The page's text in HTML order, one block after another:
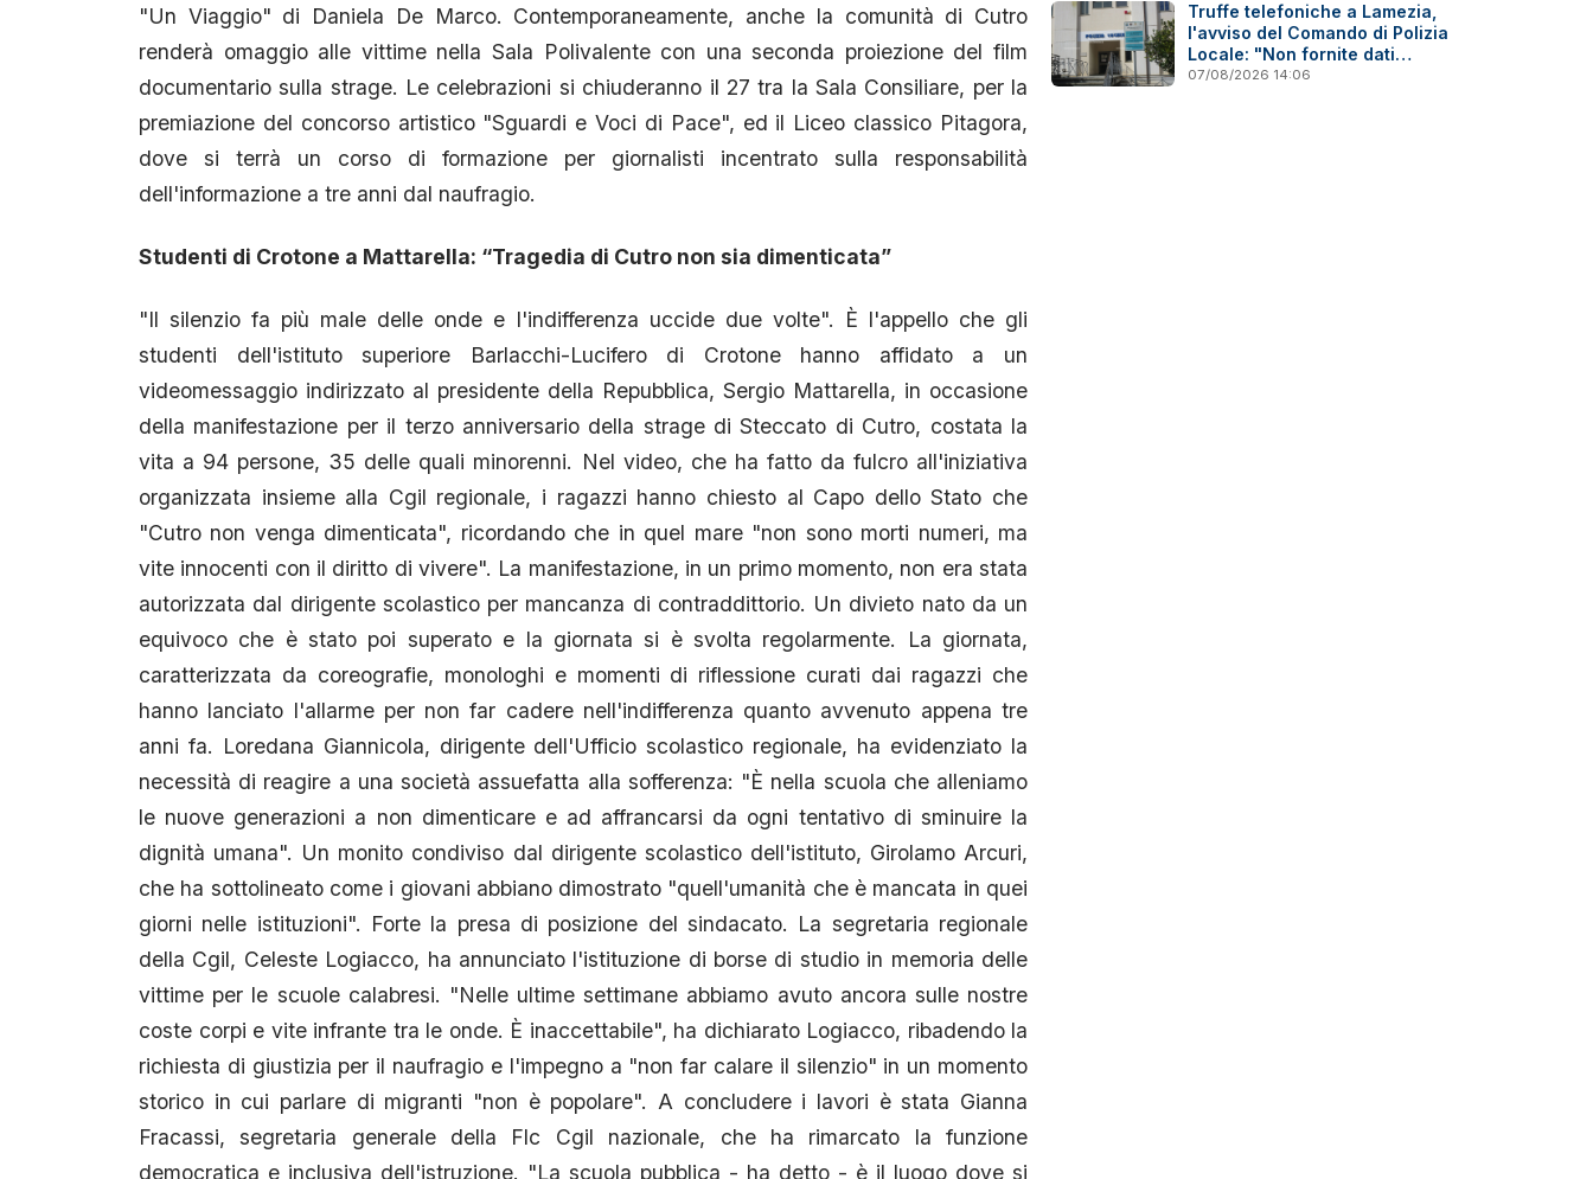
"Un Viaggio" di Daniela De Marco. Contemporaneamente, anche la comunità di Cutro
renderà omaggio alle vittime nella Sala Polivalente con una seconda proiezione del film
documentario sulla strage. Le celebrazioni si chiuderanno il 27 tra la Sala Consiliare, per la
premiazione del concorso artistico "Sguardi e Voci di Pace", ed il Liceo classico Pitagora,
dove si terrà un corso di formazione per giornalisti incentrato sulla responsabilità
dell'informazione a tre anni dal naufragio.
Studenti di Crotone a Mattarella: “Tragedia di Cutro non sia dimenticata”
"Il silenzio fa più male delle onde e l'indifferenza uccide due volte". È l'appello che gli
studenti dell'istituto superiore Barlacchi-Lucifero di Crotone hanno affidato a un
videomessaggio indirizzato al presidente della Repubblica, Sergio Mattarella, in occasione
della manifestazione per il terzo anniversario della strage di Steccato di Cutro, costata la
vita a 94 persone, 35 delle quali minorenni. Nel video, che ha fatto da fulcro all'iniziativa
organizzata insieme alla Cgil regionale, i ragazzi hanno chiesto al Capo dello Stato che
"Cutro non venga dimenticata", ricordando che in quel mare "non sono morti numeri, ma
vite innocenti con il diritto di vivere". La manifestazione, in un primo momento, non era stata
autorizzata dal dirigente scolastico per mancanza di contraddittorio. Un divieto nato da un
equivoco che è stato poi superato e la giornata si è svolta regolarmente. La giornata,
caratterizzata da coreografie, monologhi e momenti di riflessione curati dai ragazzi che
hanno lanciato l'allarme per non far cadere nell'indifferenza quanto avvenuto appena tre
anni fa. Loredana Giannicola, dirigente dell'Ufficio scolastico regionale, ha evidenziato la
necessità di reagire a una società assuefatta alla sofferenza: "È nella scuola che alleniamo
le nuove generazioni a non dimenticare e ad affrancarsi da ogni tentativo di sminuire la
dignità umana". Un monito condiviso dal dirigente scolastico dell'istituto, Girolamo Arcuri,
che ha sottolineato come i giovani abbiano dimostrato "quell'umanità che è mancata in quei
giorni nelle istituzioni". Forte la presa di posizione del sindacato. La segretaria regionale
della Cgil, Celeste Logiacco, ha annunciato l'istituzione di borse di studio in memoria delle
vittime per le scuole calabresi. "Nelle ultime settimane abbiamo avuto ancora sulle nostre
coste corpi e vite infrante tra le onde. È inaccettabile", ha dichiarato Logiacco, ribadendo la
richiesta di giustizia per il naufragio e l'impegno a "non far calare il silenzio" in un momento
storico in cui parlare di migranti "non è popolare". A concludere i lavori è stata Gianna
Fracassi, segretaria generale della Flc Cgil nazionale, che ha rimarcato la funzione
democratica e inclusiva dell'istruzione. "La scuola pubblica - ha detto - è il luogo dove si
Truffe telefoniche a Lamezia,
l'avviso del Comando di Polizia
Locale: "Non fornite dati
personali"
07/08/2026 14:06